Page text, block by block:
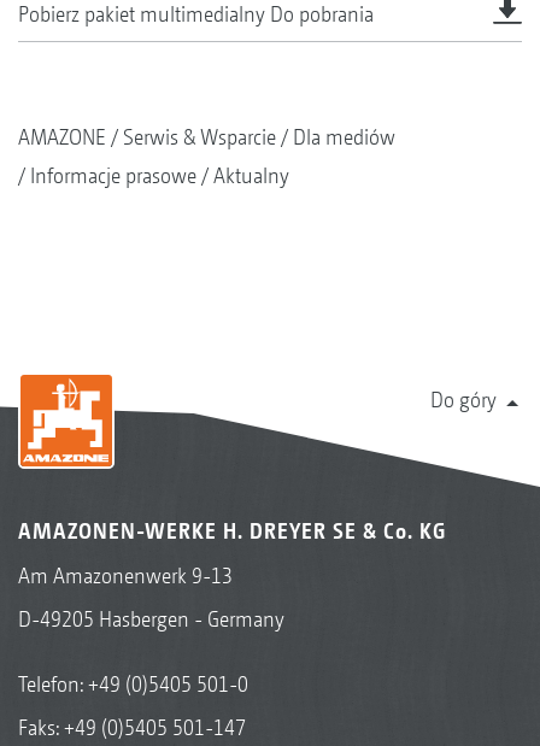
Pobierz pakiet multimedialny Do pobrania
AMAZONE Serwis & Wsparcie
Dla mediów
Informacje prasowe
Aktualny
Do góry
AMAZONEN-WERKE H. DREYER SE & Co. KG
Am Amazonenwerk 9-13
D-49205 Hasbergen - Germany
Telefon:+49 (0)5405 501-0
Faks: +49 (0)5405 501-147